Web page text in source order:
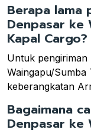
Berapa lama
Denpasar ke
Kapal Cargo?
Untuk
Waingapu/Sumba
keberangkatan
Bagaimana
Denpasar ke